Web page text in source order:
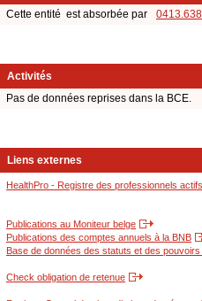
Cette entité est absorbée par
Activités
Pas de données reprises dans la BCE.
Liens externes
HealthPro - Registre des professionnels
Publications au Moniteur belge
Publications des comptes annuels à la BNB
Base de données des statuts et des
Check obligation de retenue